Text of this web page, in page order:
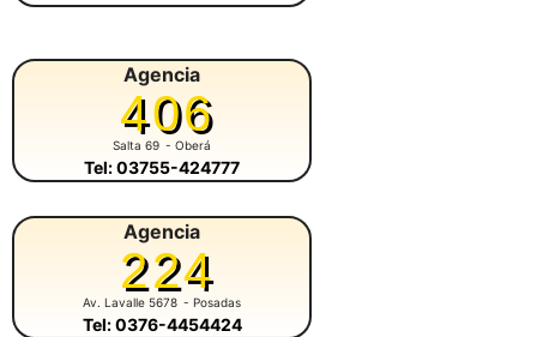
Agencia
406
Salta 69 - Oberá
Tel: 03755-424777
Agencia
224
Av. Lavalle 5678 - Posadas
Tel: 0376-4454424